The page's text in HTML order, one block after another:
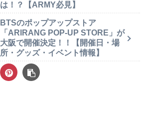
は！？【ARMY必見】
BTSのポップアップストア
「ARIRANG POP-UP STORE」が
大阪で開催決定！！【開催日・場
所・グッズ・イベント情報】